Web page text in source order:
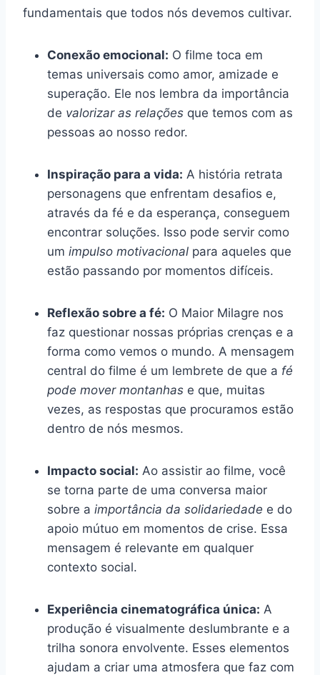
fundamentais que todos nós devemos cultivar.
Conexão emocional: O filme toca em
temas universais como amor, amizade e
superação. Ele nos lembra da importância
de valorizar as relações que temos com as
pessoas ao nosso redor.
Inspiração para a vida: A história retrata
personagens que enfrentam desafios e,
através da fé e da esperança, conseguem
encontrar soluções. Isso pode servir como
um impulso motivacional para aqueles que
estão passando por momentos difíceis.
Reflexão sobre a fé: O Maior Milagre nos
faz questionar nossas próprias crenças e a
forma como vemos o mundo. A mensagem
central do filme é um lembrete de que a fé
pode mover montanhas e que, muitas
vezes, as respostas que procuramos estão
dentro de nós mesmos.
Impacto social: Ao assistir ao filme, você
se torna parte de uma conversa maior
sobre a importância da solidariedade e do
apoio mútuo em momentos de crise. Essa
mensagem é relevante em qualquer
contexto social.
Experiência cinematográfica única: A
produção é visualmente deslumbrante e a
trilha sonora envolvente. Esses elementos
ajudam a criar uma atmosfera que faz com